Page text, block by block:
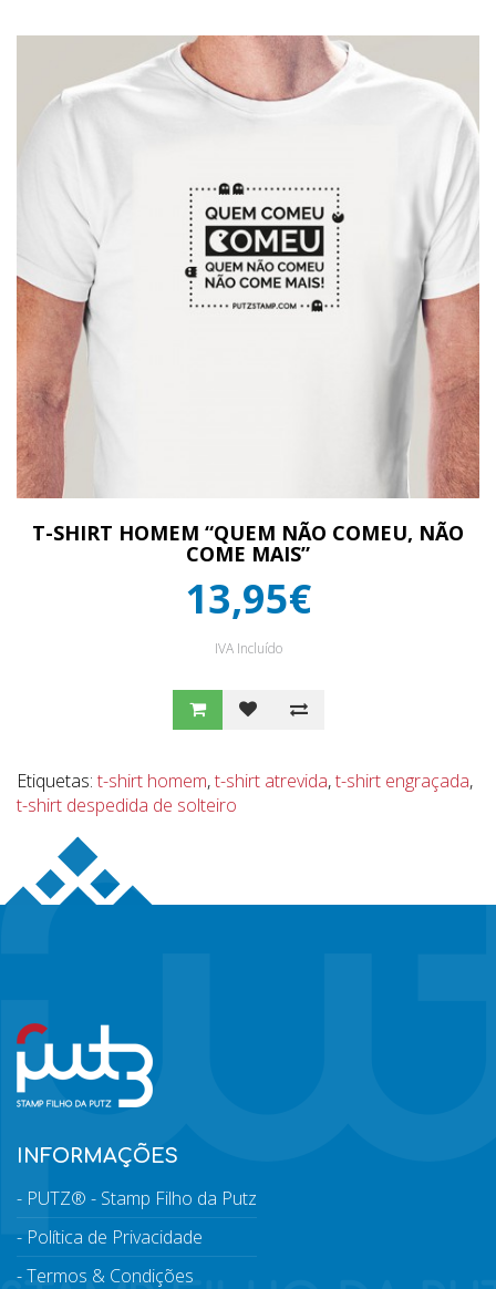
T-SHIRT HOMEM “QUEM NÃO COMEU, NÃO
COME MAIS”
13,95€
IVA Incluído
Etiquetas: t-shirt homem,t-shirt atrevida,t-shirt engraçada,
t-shirt despedida de solteiro
INFORMAÇÕES
PUTZ® - Stamp Filho da Putz
Política de Privacidade
Termos & Condições